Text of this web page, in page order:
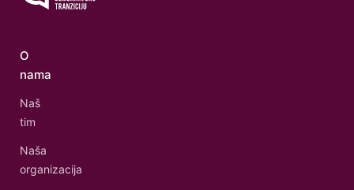
O
nama
Naš
tim
Naša
organizacija